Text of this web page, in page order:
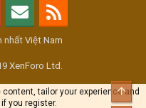
nhất Việt Nam
XenForo Ltd.
tailor your experience and
you register.
Top